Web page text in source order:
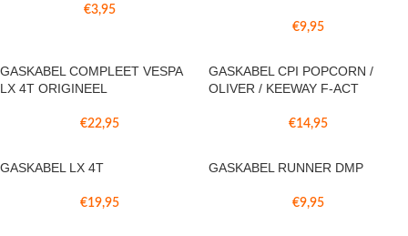
€3,95
€9,95
GASKABEL COMPLEET VESPA
LX 4T ORIGINEEL
€22,95
GASKABEL CPI POPCORN /
OLIVER / KEEWAY F-ACT
€14,95
GASKABEL LX 4T
€19,95
GASKABEL RUNNER DMP
€9,95